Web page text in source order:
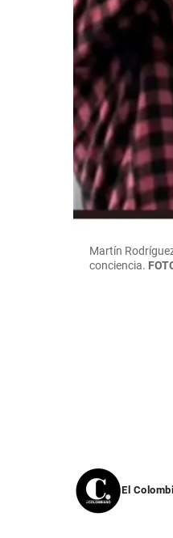
Martín
conciencia.
El